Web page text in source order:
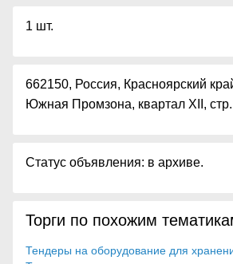
1 шт.
662150, Россия, Красноярский
Южная Промзона, квартал XII,
Статус объявления: в архиве.
Торги по похожим
Тендеры на оборудование для